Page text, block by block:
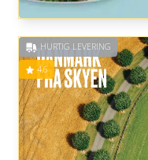
HURTIG LEVERING
4.6